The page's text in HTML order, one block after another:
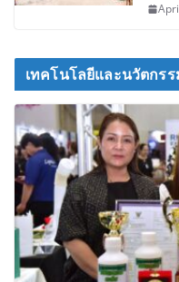
เทคโนโลยีและนวัตกรร